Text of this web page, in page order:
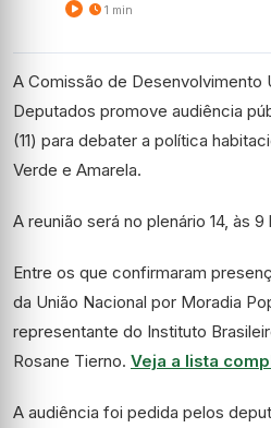
1 min
A Comissão de Desenvolvimento
Deputados promove audiência
(11) para debater a política
Verde e Amarela.
A reunião será no plenário 14, às 9
Entre os que confirmaram
da União Nacional por Moradia
representante do Instituto
Rosane Tierno. Veja a lista
A audiência foi pedida pelos